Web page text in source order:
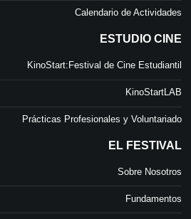
Calendario de Actividades
ESTUDIO CINE
KinoStart:Festival de Cine Estudiantil
KinoStartLAB
Prácticas Profesionales y Voluntariado
EL FESTIVAL
Sobre Nosotros
Fundamentos